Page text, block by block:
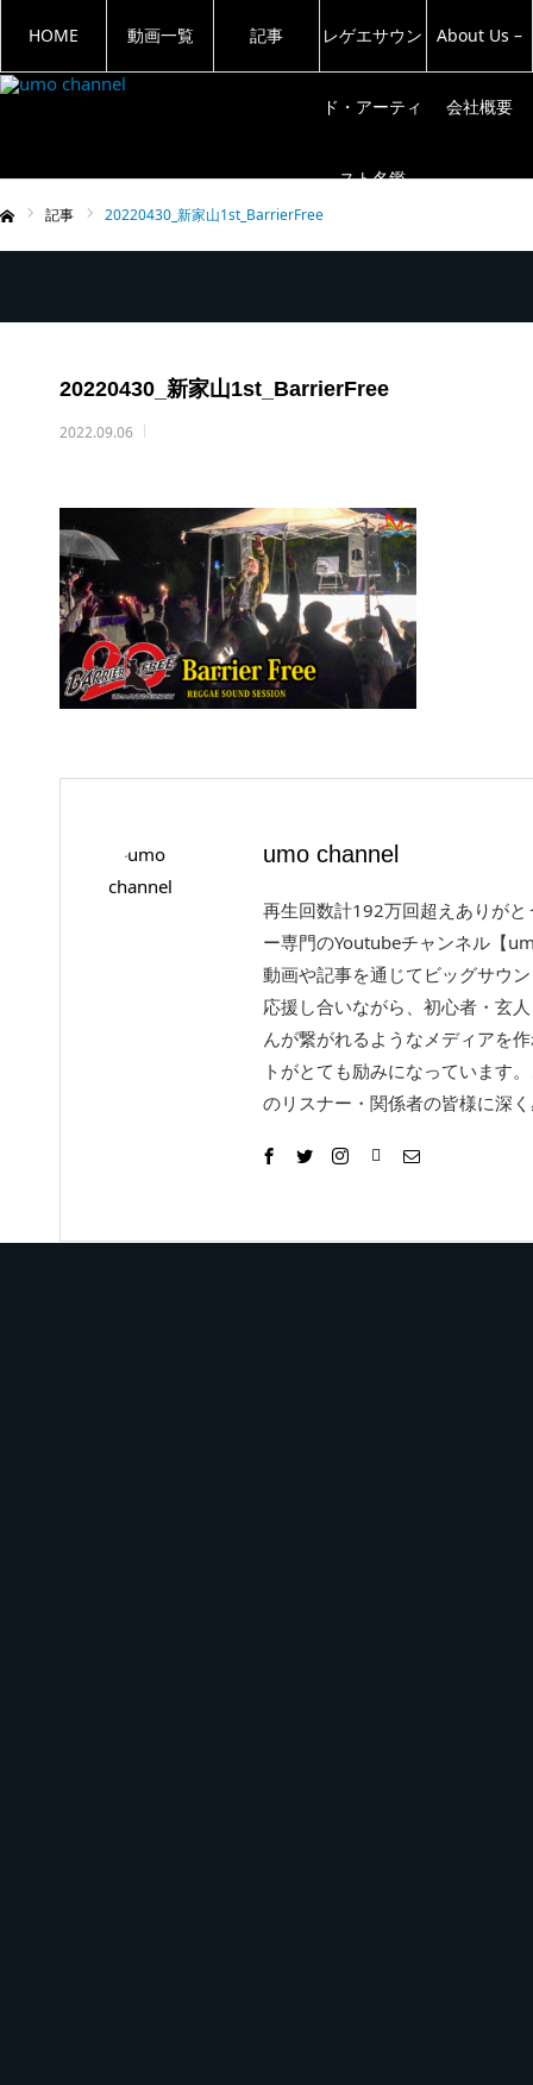
HOME 動画一覧 記事 レゲエサウン
ド・アーティ
スト名鑑
About Us –
会社概要
記事 20220430_新家山1st_BarrierFree
20220430_新家山1st_BarrierFree
2022.09.06
umo channel
再生回数計192万回超えありが
ー専門のYoutubeチャンネル【
動画や記事を通じてビッグサウ
応援し合いながら、初心者・玄
んが繋がれるようなメディアを
トがとても励みになっています
のリスナー・関係者の皆様に深